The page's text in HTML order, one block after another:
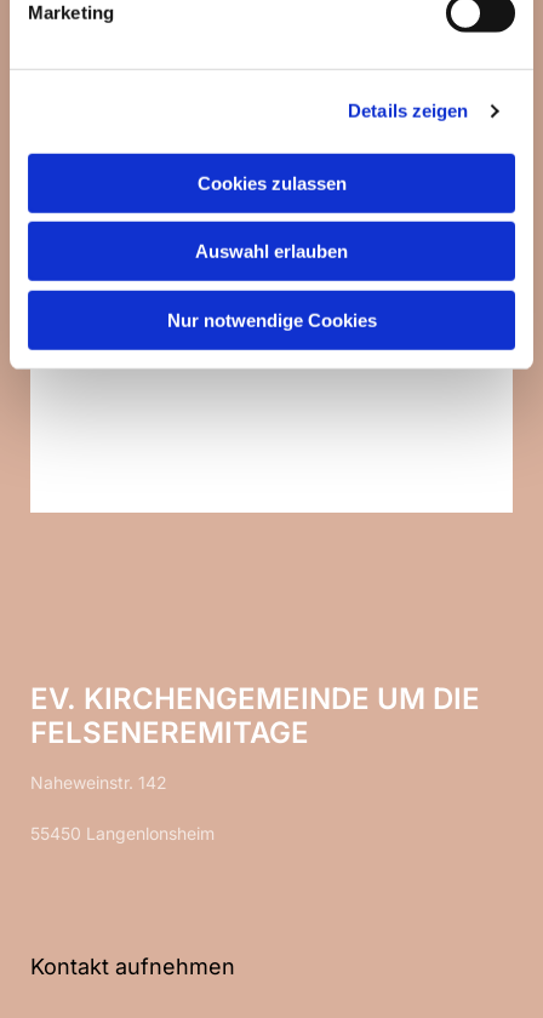
Marketing
Details zeigen
Cookies zulassen
Auswahl erlauben
Nur notwendige Cookies
EV. KIRCHENGEMEINDE UM DIE
FELSENEREMITAGE
Naheweinstr. 142
55450 Langenlonsheim
Kontakt aufnehmen